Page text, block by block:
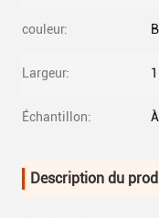
couleur:
Largeur:
Échantillon:
Description du